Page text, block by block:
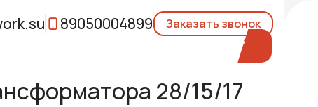
89050004899
Заказать звонок
28/15/17